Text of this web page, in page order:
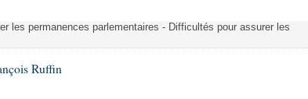
les permanences parlementaires - Difficultés pour assurer les
Ruffin